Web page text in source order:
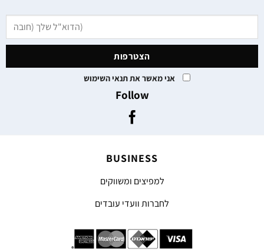
אני מאשר את תנאי השימוש
Follow
BUSINESS
למפיצים ומשווקים
לחברות וועדי עובדים